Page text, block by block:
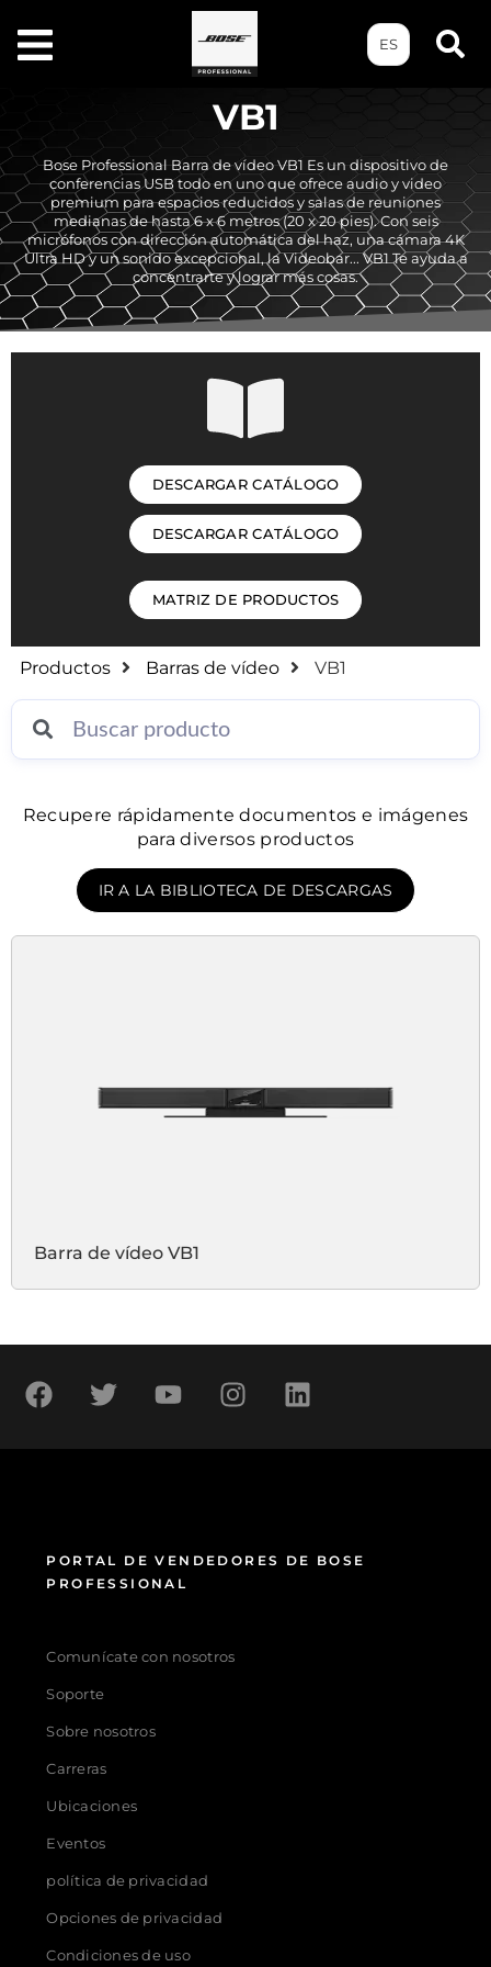
ES
VB1
Bose Professional Barra de vídeo VB1 Es un dispositivo de
conferencias USB todo en uno que ofrece audio y video
premium para espacios reducidos y salas de reuniones
medianas de hasta 6 x 6 metros (20 x 20 pies). Con seis
micrófonos con dirección automática del haz, una cámara 4K
Ultra HD y un sonido excepcional, la Videobar... VB1 Te ayuda a
concentrarte y lograr más cosas.
DESCARGAR CATÁLOGO
DESCARGAR CATÁLOGO
MATRIZ DE PRODUCTOS
Productos Barras de vídeo VB1
Recupere rápidamente documentos e imágenes
para diversos productos
IR A LA BIBLIOTECA DE DESCARGAS
Barra de vídeo VB1
PORTAL DE VENDEDORES DE BOSE
PROFESSIONAL
Comunícate con nosotros
Soporte
Sobre nosotros
Carreras
Ubicaciones
Eventos
política de privacidad
Opciones de privacidad
Condiciones de uso